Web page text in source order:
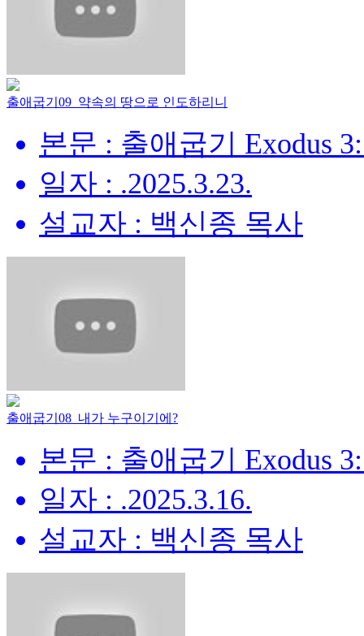
출애굽기09_약속의 땅으로 인도하리니
본문 : 출애굽기 Exodus
일자 : .2025.3.23.
설교자 : 백신종 목사
출애굽기08_내가 누구이기에?
본문 : 출애굽기 Exodus
일자 : .2025.3.16.
설교자 : 백신종 목사